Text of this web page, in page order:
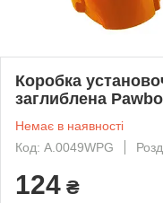
Коробка
заглиблена
Немає в наявності
Код: A.0049WPG
124 ₴